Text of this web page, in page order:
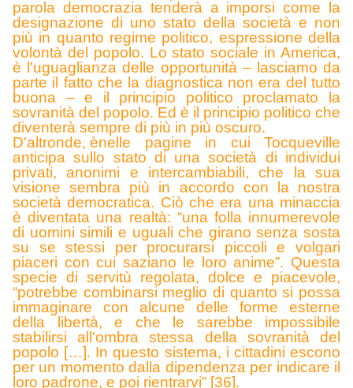
parola democrazia tenderà a imporsi come la
designazione di uno stato della società e non
più in quanto regime politico, espressione della
volontà del popolo. Lo stato sociale in America,
è l'uguaglianza delle opportunità – lasciamo da
parte il fatto che la diagnostica non era del tutto
buona – e il principio politico proclamato la
sovranità del popolo. Ed è il principio politico che
diventerà sempre di più in più oscuro.
D'altronde, ènelle pagine in cui Tocqueville
anticipa sullo stato di una società di individui
privati, anonimi e intercambiabili, che la sua
visione sembra più in accordo con la nostra
società democratica. Ciò che era una minaccia
è diventata una realtà: “una folla innumerevole
di uomini simili e uguali che girano senza sosta
su se stessi per procurarsi piccoli e volgari
piaceri con cui saziano le loro anime”. Questa
specie di servitù regolata, dolce e piacevole,
“potrebbe combinarsi meglio di quanto si possa
immaginare con alcune delle forme esterne
della libertà, e che le sarebbe impossibile
stabilirsi all'ombra stessa della sovranità del
popolo […]. In questo sistema, i cittadini escono
per un momento dalla dipendenza per indicare il
loro padrone, e poi rientrarvi” [36].